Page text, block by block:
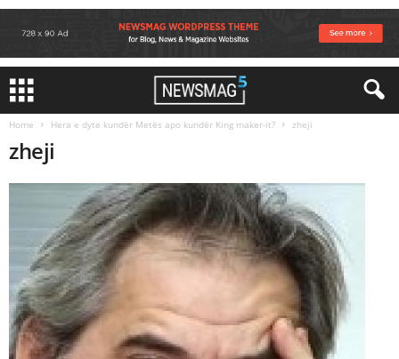
Home Hera e dyte kundër Metës apo kundër King maker-it? zheji
zheji